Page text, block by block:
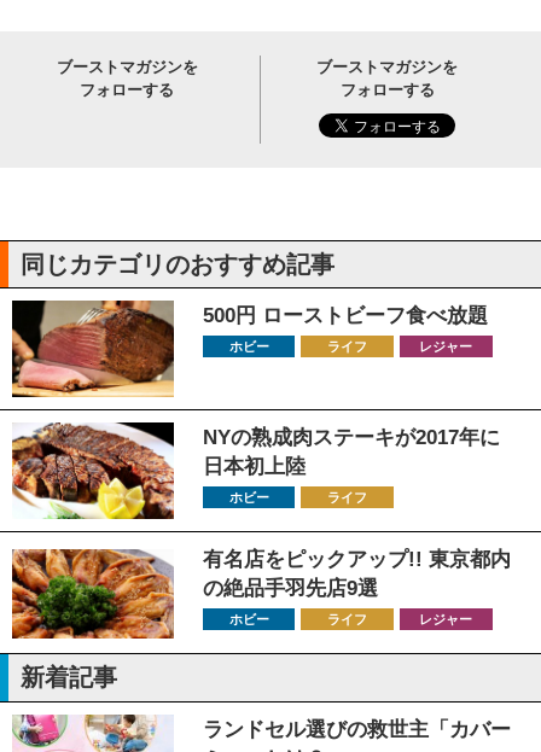
ブーストマガジンを
フォローする
ブーストマガジンを
フォローする
同じカテゴリのおすすめ記事
500円 ローストビーフ食べ放題
ホビー ライフ レジャー
NYの熟成肉ステーキが2017年に
日本初上陸
ホビー ライフ
有名店をピックアップ!! 東京都内
の絶品手羽先店9選
ホビー ライフ レジャー
新着記事
ランドセル選びの救世主「カバー